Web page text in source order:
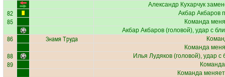
Александр Кухарчук
82 Акбар Акбаров
85
Команда
Акбар Акбаров(головой), удар с
86 Знамя Труда
Команда
88 Илья Лудяков (головой), удар с
89
Команда